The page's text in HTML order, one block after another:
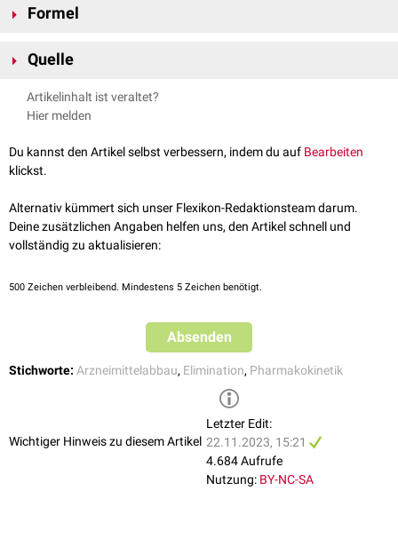
Plasmahalbwertzeit
Formel
mit:
e= Eliminationskonstante [min
CL = totale Clearance [ml*min
Quelle
BDSoft ; Eliminationskonstante; abgerufen am 22.11.2023
Artikelinhalt ist veraltet?
Hier melden
Du kannst den Artikel selbst verbessern, indem du auf Bearbeiten
klickst.
Alternativ kümmert sich unser Flexikon-Redaktionsteam darum.
Deine zusätzlichen Angaben helfen uns, den Artikel schnell und
vollständig zu aktualisieren:
500 Zeichen verbleibend. Mindestens 5 Zeichen benötigt.
Absenden
Stichworte: Arzneimittelabbau, Elimination, Pharmakokinetik
Wichtiger Hinweis zu diesem Artikel
Letzter Edit:
22.11.2023, 15:21
4.684 Aufrufe
Nutzung: BY-NC-SA